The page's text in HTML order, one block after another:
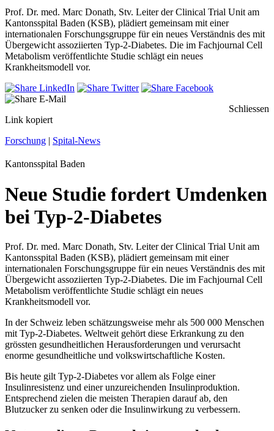
Prof. Dr. med. Marc Donath, Stv. Leiter der Clinical Trial Unit am
Kantonsspital Baden (KSB), plädiert gemeinsam mit einer
internationalen Forschungsgruppe für ein neues Verständnis des mit
Übergewicht assoziierten Typ-2-Diabetes. Die im Fachjournal Cell
Metabolism veröffentlichte Studie schlägt ein neues
Krankheitsmodell vor.
Link kopiert
Schliessen
Forschung | Spital-News
Kantonsspital Baden
Neue Studie fordert Umdenken
bei Typ-2-Diabetes
Prof. Dr. med. Marc Donath, Stv. Leiter der Clinical Trial Unit am
Kantonsspital Baden (KSB), plädiert gemeinsam mit einer
internationalen Forschungsgruppe für ein neues Verständnis des mit
Übergewicht assoziierten Typ-2-Diabetes. Die im Fachjournal Cell
Metabolism veröffentlichte Studie schlägt ein neues
Krankheitsmodell vor.
In der Schweiz leben schätzungsweise mehr als 500 000 Menschen
mit Typ-2-Diabetes. Weltweit gehört diese Erkrankung zu den
grössten gesundheitlichen Herausforderungen und verursacht
enorme gesundheitliche und volkswirtschaftliche Kosten.
Bis heute gilt Typ-2-Diabetes vor allem als Folge einer
Insulinresistenz und einer unzureichenden Insulinproduktion.
Entsprechend zielen die meisten Therapien darauf ab, den
Blutzucker zu senken oder die Insulinwirkung zu verbessern.